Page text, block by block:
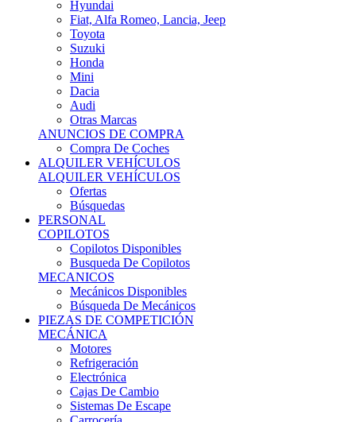
Toyota
Suzuki
Honda
Mini
Dacia
Audi
Otras Marcas
ANUNCIOS DE COMPRA
Compra De Coches
ALQUILER VEHÍCULOS
ALQUILER VEHÍCULOS
Ofertas
Búsquedas
PERSONAL
COPILOTOS
Copilotos Disponibles
Busqueda De Copilotos
MECANICOS
Mecánicos Disponibles
Búsqueda De Mecánicos
PIEZAS DE COMPETICIÓN
MECÁNICA
Motores
Refrigeración
Electrónica
Cajas De Cambio
Sistemas De Escape
Carrocería
Depositos